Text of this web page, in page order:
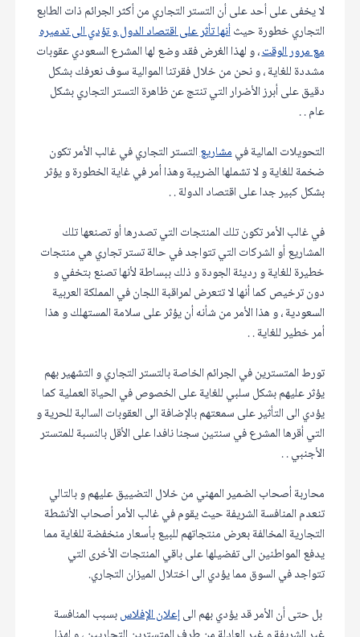
لا يخفى على أحد على أن التستر التجاري من أكثر الجرائم ذات الطابع
التجاري خطورة حيثأنها تأثر على اقتصاد الدول و تؤدي الى تدميره
مع مرور الوقت، و لهذا الغرض فقد وضع لها المشرع السعودي عقوبات
مشددة للغاية ، و نحن من خلال فقرتنا الموالية سوف نعرفك بشكل
دقيق على أبرز الأضرار التي تنتج عن ظاهرة التستر التجاري بشكل
عام . .
التحويلات المالية فيمشاريعالتستر التجاري في غالب الأمر تكون
ضخمة للغاية و لا تشملها الضريبة وهذا أمر في غاية الخطورة و يؤثر
بشكل كبير جدا على اقتصاد الدولة . .
في غالب الأمر تكون تلك المنتجات التي تصدرها أو تصنعها تلك
المشاريع أو الشركات التي تتواجد في حالة تستر تجاري هي منتجات
خطيرة للغاية و رديئة الجودة و ذلك ببساطة لأنها تصنع بتخفي و
دون ترخيص كما أنها لا تتعرض لمراقبة اللجان في المملكة العربية
السعودية ، و هذا الأمر من شأنه أن يؤثر على سلامة المستهلك و هذا
أمر خطير للغاية . .
تورط المتسترين في الجرائم الخاصة بالتستر التجاري و التشهير بهم
يؤثر عليهم بشكل سلبي للغاية على الخصوص في الحياة العملية كما
يؤدي الى التأثير على سمعتهم بالإضافة الى العقوبات السالبة للحرية و
التي أقرها المشرع في سنتين سجنا نافدا على الأقل بالنسبة للمتستر
الأجنبي . .
محاربة أصحاب الضمير المهني من خلال التضييق عليهم و بالتالي
تنعدم المنافسة الشريفة حيث يقوم في غالب الأمر أصحاب الأنشطة
التجارية المخالفة بعرض منتجاتهم للبيع بأسعار منخفضة للغاية مما
يدفع المواطنين الى تفضيلها على باقي المنتجات الأخرى التي
تتواجد في السوق مما يؤدي الى اختلال الميزان التجاري.
بل حتى أن الأمر قد يؤدي بهم الىإعلان الإفلاسبسبب المنافسة